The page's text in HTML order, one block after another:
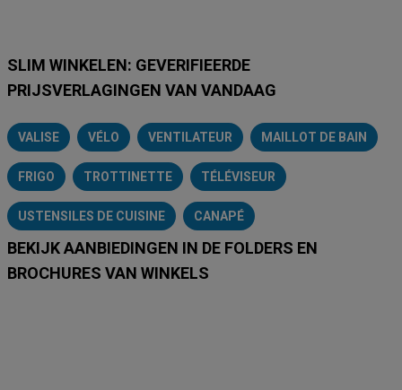
SLIM WINKELEN: GEVERIFIEERDE
PRIJSVERLAGINGEN VAN VANDAAG
VALISE VÉLO VENTILATEUR MAILLOT DE BAIN
FRIGO TROTTINETTE TÉLÉVISEUR
USTENSILES DE CUISINE CANAPÉ
BEKIJK AANBIEDINGEN IN DE FOLDERS EN
BROCHURES VAN WINKELS